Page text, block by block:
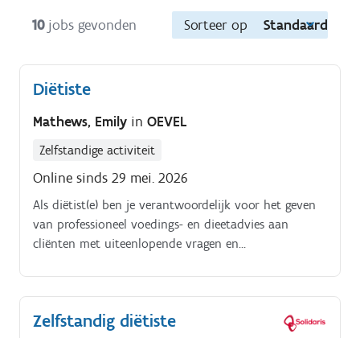
10 jobs gevonden Sorteer op Standaard
Diëtiste
Mathews, Emily in OEVEL
Zelfstandige activiteit
Online sinds 29 mei. 2026
Als diëtist(e) ben je verantwoordelijk voor het geven
van professioneel voedings- en dieetadvies aan
cliënten met uiteenlopende vragen en
gesprekken, medische gegevens en eventuele
doorverwijzingen individuele behandelplannen op en
begeleidt cliënten bij het bereiken van hun
Zelfstandig diëtiste